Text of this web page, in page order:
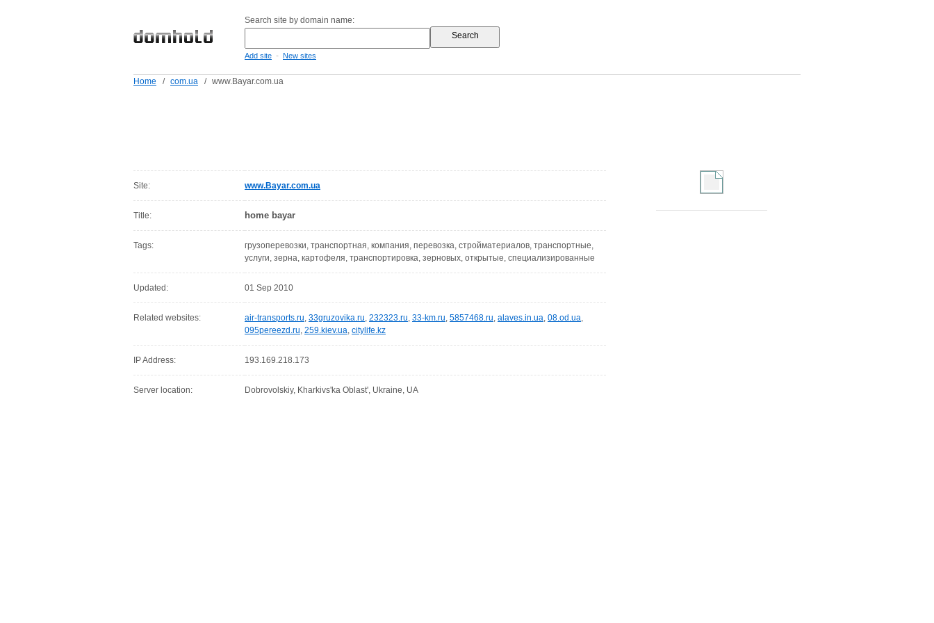
Search site by domain name:
Add site - New sites
Home / com.ua / www.Bayar.com.ua
Site: www.Bayar.com.ua
Title: home bayar
Tags:
грузоперевозки, транспортная, компания, перевозка, стройматериалов, транспортные,
услуги, зерна, картофеля, транспортировка, зерновых, открытые, специализированные
Updated: 01 Sep 2010
Related websites: air-transports.ru, 33gruzovika.ru, 232323.ru, 33-km.ru, 5857468.ru, alaves.in.ua, 08.od.ua,
095pereezd.ru, 259.kiev.ua, citylife.kz
IP Address: 193.169.218.173
Server location: Dobrovolskiy, Kharkivs'ka Oblast', Ukraine, UA